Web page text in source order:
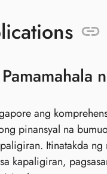
ang
pinansyal na
Itinatakda
kapaligiran,